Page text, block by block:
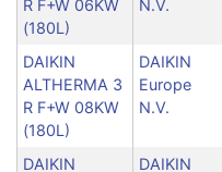
R F+W 06KW
(180L)
N.V.
DAIKIN
ALTHERMA 3
R F+W 08KW
(180L)
DAIKIN
Europe
N.V.
DAIKIN
DAIKIN